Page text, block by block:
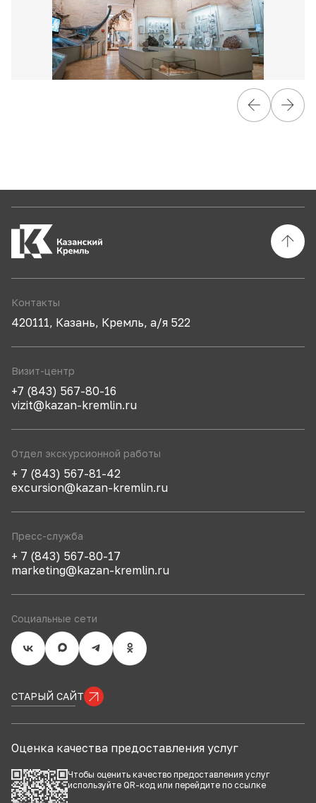
Контакты
420111, Казань, Кремль, а/я 522
Визит-центр
+7 (843) 567-80-16
vizit@kazan-kremlin.ru
Отдел экскурсионной работы
+ 7 (843) 567-81-42
excursion@kazan-kremlin.ru
Пресс-служба
+ 7 (843) 567-80-17
marketing@kazan-kremlin.ru
Социальные сети
СТАРЫЙ САЙТ
Оценка качества предоставления услуг
Чтобы оценить качество предоставления услуг
используйте QR-код или перейдите по ссылке